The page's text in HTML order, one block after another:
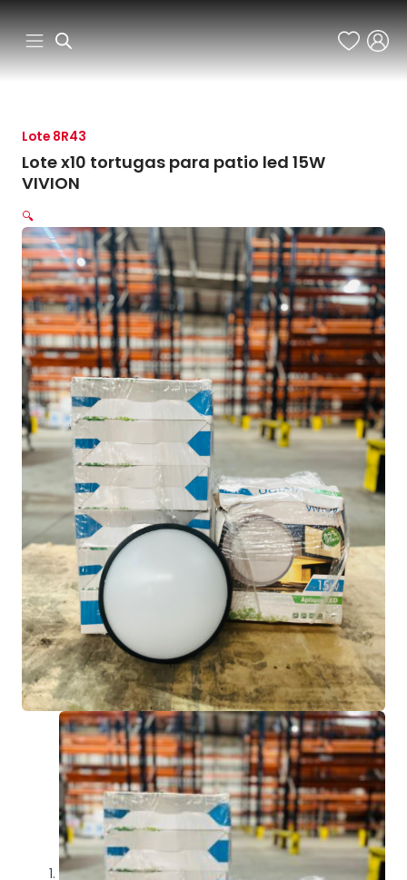
Ir
al
contenido
Lote 8R43
Lote x10 tortugas para patio led 15W
VIVION
🔍